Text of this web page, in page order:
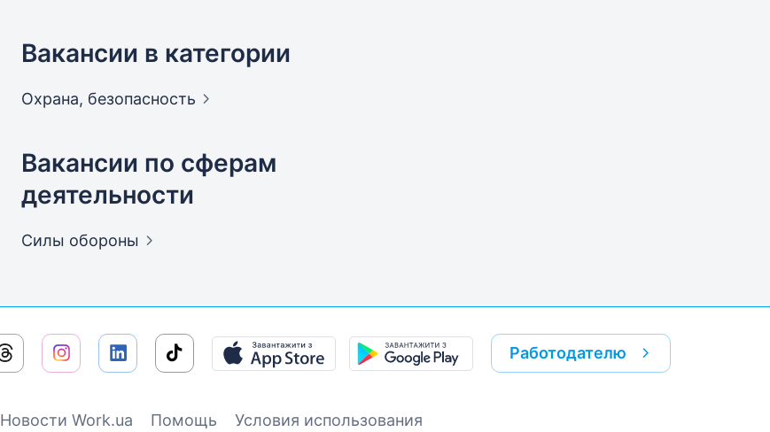
Вакансии в категории
Охрана, безопасность
Вакансии по сферам
деятельности
Силы обороны
Работодателю
Новости Work.ua Помощь Условия использования